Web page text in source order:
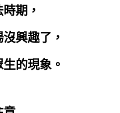
期，
興趣了，
的現象。